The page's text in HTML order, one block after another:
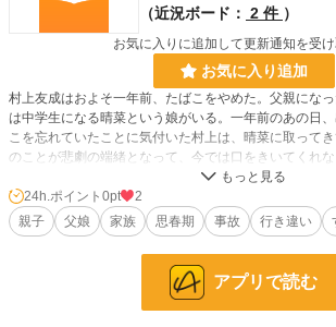
（近況ボード： 2 件 ）
お気に入りに追加して更新通知を受け
お気に入り追加
村上友成はおよそ一年前、たばこをやめた。父親にな
は中学生になる晴菜という娘がいる。一年前のあの日
こを忘れていたことに気付いた村上は、晴菜に取って
のことが悲劇の端緒となって、今では口をきいてくれ
小説 228,629 位 / 228,629 件
9,591 位 / 9,591 件
24h.ポイント 0pt
2
親子
父娘 家族 思春期 事故 行き違い
アプリで読む